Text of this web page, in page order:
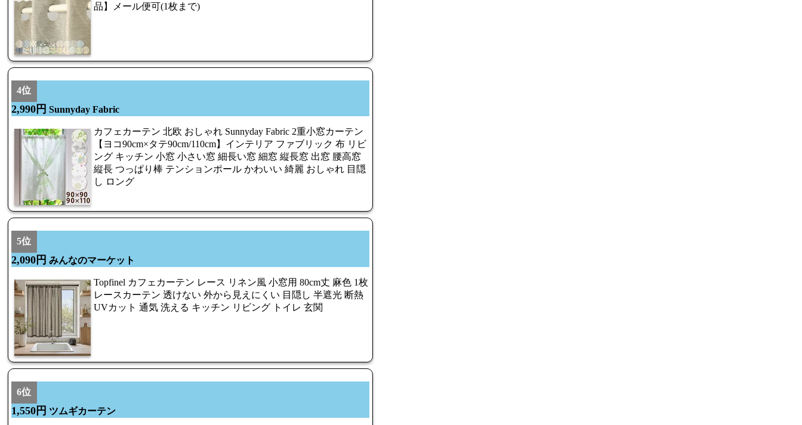
品】メール便可(1枚まで)
4位
2,990円 Sunnyday Fabric
カフェカーテン 北欧 おしゃれ Sunnyday Fabric 2重小窓カーテン
【ヨコ90cm×タテ90cm/110cm】インテリア ファブリック 布 リビ
ング キッチン 小窓 小さい窓 細長い窓 細窓 縦長窓 出窓 腰高窓
縦長 つっぱり棒 テンションポール かわいい 綺麗 おしゃれ 目隠
し ロング
5位
2,090円 みんなのマーケット
Topfinel カフェカーテン レース リネン風 小窓用 80cm丈 麻色 1枚
レースカーテン 透けない 外から見えにくい 目隠し 半遮光 断熱
UVカット 通気 洗える キッチン リビング トイレ 玄関
6位
1,550円 ツムギカーテン